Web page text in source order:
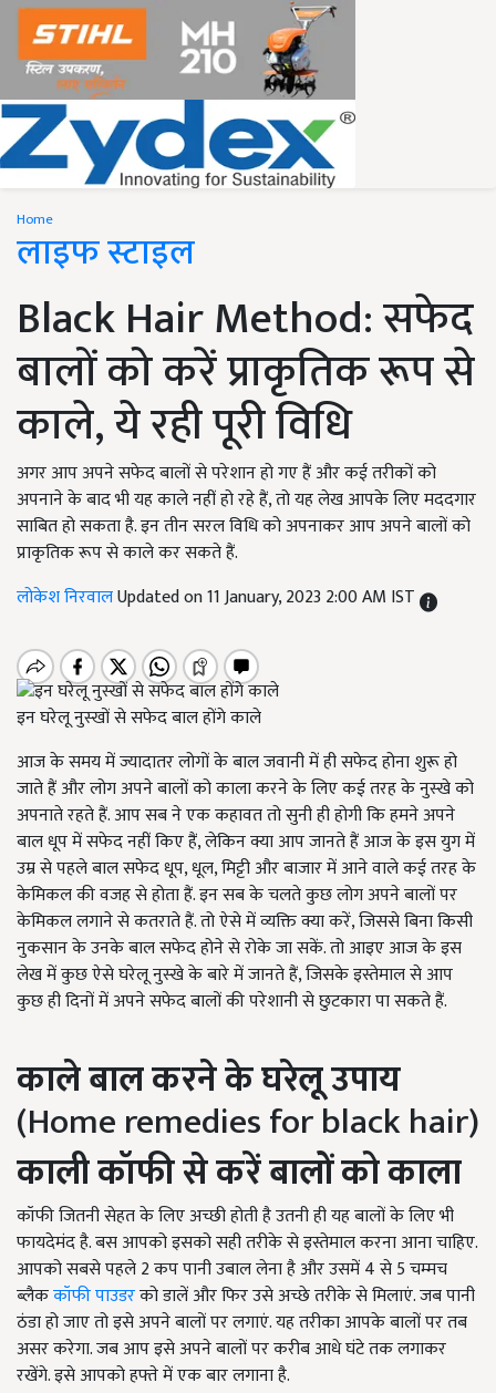
Home
लाइफ स्टाइल
Black Hair Method: सफेद
बालों को करें प्राकृतिक रूप से
काले, ये रही पूरी विधि
अगर आप अपने सफेद बालों से परेशान हो गए हैं और कई तरीकों को
अपनाने के बाद भी यह काले नहीं हो रहे हैं, तो यह लेख आपके लिए मददगार
साबित हो सकता है. इन तीन सरल विधि को अपनाकर आप अपने बालों को
प्राकृतिक रूप से काले कर सकते हैं.
लोकेश निरवालUpdated on 11 January, 2023 2:00 AM IST
इन घरेलू नुस्खों से सफेद बाल होंगे काले
आज के समय में ज्यादातर लोगों के बाल जवानी में ही सफेद होना शुरू हो
जाते हैं और लोग अपने बालों को काला करने के लिए कई तरह के नुस्खे को
अपनाते रहते हैं. आप सब ने एक कहावत तो सुनी ही होगी कि हमने अपने
बाल धूप में सफेद नहीं किए हैं, लेकिन क्या आप जानते हैं आज के इस युग में
उम्र से पहले बाल सफेद धूप, धूल, मिट्टी और बाजार में आने वाले कई तरह के
केमिकल की वजह से होता हैं. इन सब के चलते कुछ लोग अपने बालों पर
केमिकल लगाने से कतराते हैं. तो ऐसे में व्यक्ति क्या करें, जिससे बिना किसी
नुकसान के उनके बाल सफेद होने से रोके जा सकें. तो आइए आज के इस
लेख में कुछ ऐसे घरेलू नुस्खे के बारे में जानते हैं, जिसके इस्तेमाल से आप
कुछ ही दिनों में अपने सफेद बालों की परेशानी से छुटकारा पा सकते हैं.
काले बाल करने के घरेलू उपाय
(Home remedies for black hair)
काली कॉफी से करें बालों को काला
कॉफी जितनी सेहत के लिए अच्छी होती है उतनी ही यह बालों के लिए भी
फायदेमंद है. बस आपको इसको सही तरीके से इस्तेमाल करना आना चाहिए.
आपको सबसे पहले 2 कप पानी उबाल लेना है और उसमें 4 से 5 चम्मच
ब्लैककॉफी पाउडरको डालें और फिर उसे अच्छे तरीके से मिलाएं. जब पानी
ठंडा हो जाए तो इसे अपने बालों पर लगाएं. यह तरीका आपके बालों पर तब
असर करेगा. जब आप इसे अपने बालों पर करीब आधे घंटे तक लगाकर
रखेंगे. इसे आपको हफ्ते में एक बार लगाना है.